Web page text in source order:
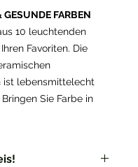
GESUNDE FARBEN
10 leuchtenden
Favoriten. Die
ist lebensmittelecht
Sie Farbe in